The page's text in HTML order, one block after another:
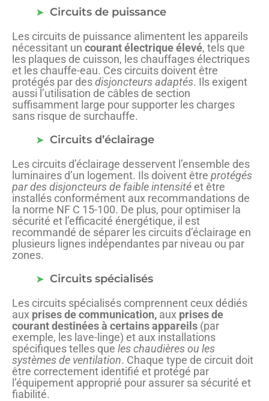
Circuits de puissance
Les circuits de puissance alimentent les appareils
nécessitant un courant électrique élevé, tels que
les plaques de cuisson, les chauffages électriques
et les chauffe-eau. Ces circuits doivent être
protégés par desdisjoncteurs adaptés. Ils exigent
aussi l’utilisation de câbles de section
suffisamment large pour supporter les charges
sans risque de surchauffe.
Circuits d’éclairage
Les circuits d’éclairage desservent l’ensemble des
luminaires d’un logement. Ils doivent être protégés
par des disjoncteurs de faible intensitéet être
installés conformément aux recommandations de
la norme NF C 15-100. De plus, pour optimiser la
sécurité et l’efficacité énergétique, il est
recommandé de séparer les circuits d’éclairage en
plusieurs lignes indépendantes par niveau ou par
zones.
Circuits spécialisés
Les circuits spécialisés comprennent ceux dédiés
aux prises de communication, aux prises de
courant destinées à certains appareils (par
exemple, les lave-linge) et aux installations
spécifiques telles que les chaudières ou les
systèmes de ventilation. Chaque type de circuit doit
être correctement identifié et protégé par
l’équipement approprié pour assurer sa sécurité et
fiabilité.